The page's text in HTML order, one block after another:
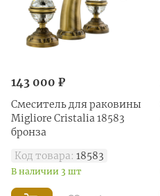
143 000 ₽
Смеситель для раковины
Migliore Cristalia 18583
бронза
Код товара: 18583
В наличии 3 шт